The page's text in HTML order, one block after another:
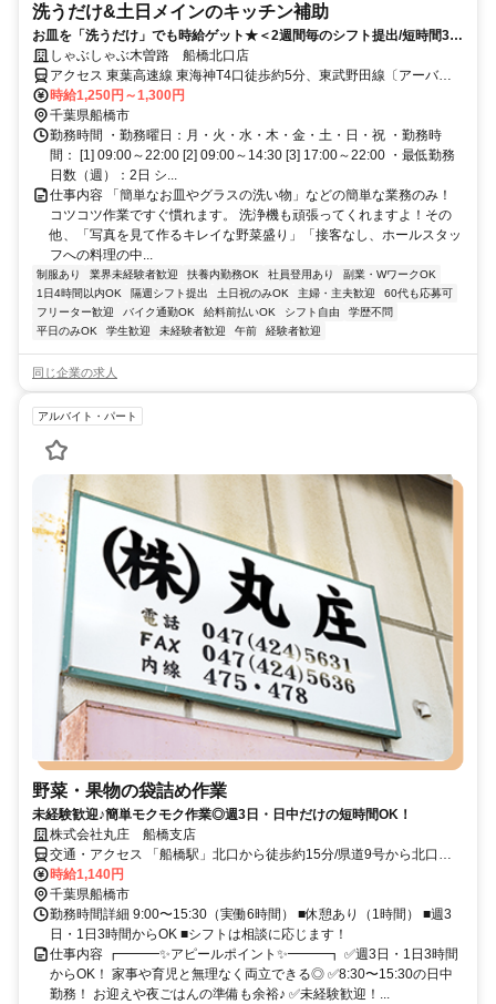
洗うだけ&土日メインのキッチン補助
お皿を「洗うだけ」でも時給ゲット★＜2週間毎のシフト提出/短時間3h
～/週2日～＞
しゃぶしゃぶ木曽路 船橋北口店
アクセス 東葉高速線 東海神T4口徒歩約5分、東武野田線〔アーバン
パークライン〕 船橋北口徒歩約6分、ＪＲ総武本線 船橋北口徒歩約6
分 船橋駅～徒歩6分
時給1,250円～1,300円
千葉県船橋市
勤務時間 ・勤務曜日：月・火・水・木・金・土・日・祝 ・勤務時
間： [1] 09:00～22:00 [2] 09:00～14:30 [3] 17:00～22:00 ・最低勤務
日数（週）：2日 シ...
仕事内容 「簡単なお皿やグラスの洗い物」などの簡単な業務のみ！
コツコツ作業ですぐ慣れます。 洗浄機も頑張ってくれますよ！その
他、「写真を見て作るキレイな野菜盛り」「接客なし、ホールスタッ
フへの料理の中...
制服あり 業界未経験者歓迎 扶養内勤務OK 社員登用あり
副業・WワークOK
1日4時間以内OK
隔週シフト提出 土日祝のみOK 主婦・主夫歓迎
60代も応募可
フリーター歓迎
バイク通勤OK 給料前払いOK シフト自由
学歴不問
平日のみOK
学生歓迎 未経験者歓迎 午前 経験者歓迎
同じ企業の求人
アルバイト・パート
野菜・果物の袋詰め作業
未経験歓迎♪簡単モクモク作業◎週3日・日中だけの短時間OK！
株式会社丸庄 船橋支店
交通・アクセス 「船橋駅」北口から徒歩約15分/県道9号から北口十
字路を入ってから車で2分。
時給1,140円
千葉県船橋市
勤務時間詳細 9:00〜15:30（実働6時間） ■休憩あり（1時間） ■週3
日・1日3時間からOK ■シフトは相談に応じます！
仕事内容 ┏━━━✨アピールポイント✨━━━┓ ✅週3日・1日3時間
からOK！ 家事や育児と無理なく両立できる◎ ✅8:30〜15:30の日中
勤務！ お迎えや夜ごはんの準備も余裕♪ ✅未経験歓迎！...